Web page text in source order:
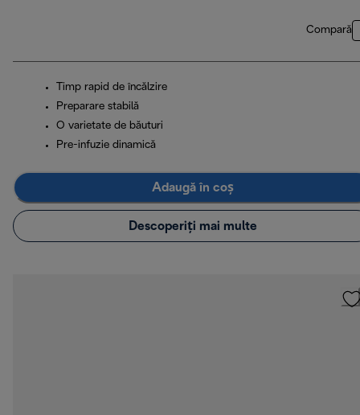
Compară
Timp rapid de încălzire
Preparare stabilă
O varietate de băuturi
Pre-infuzie dinamică
Adaugă în coș
Descoperiți mai multe